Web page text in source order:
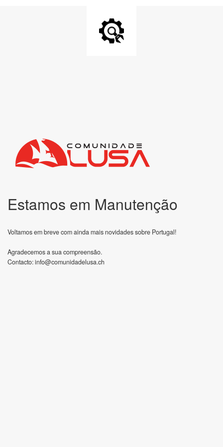
Estamos em Manutenção
Voltamos em breve com ainda mais novidades sobre Portugal!
Agradecemos a sua compreensão.
Contacto:info@comunidadelusa.ch